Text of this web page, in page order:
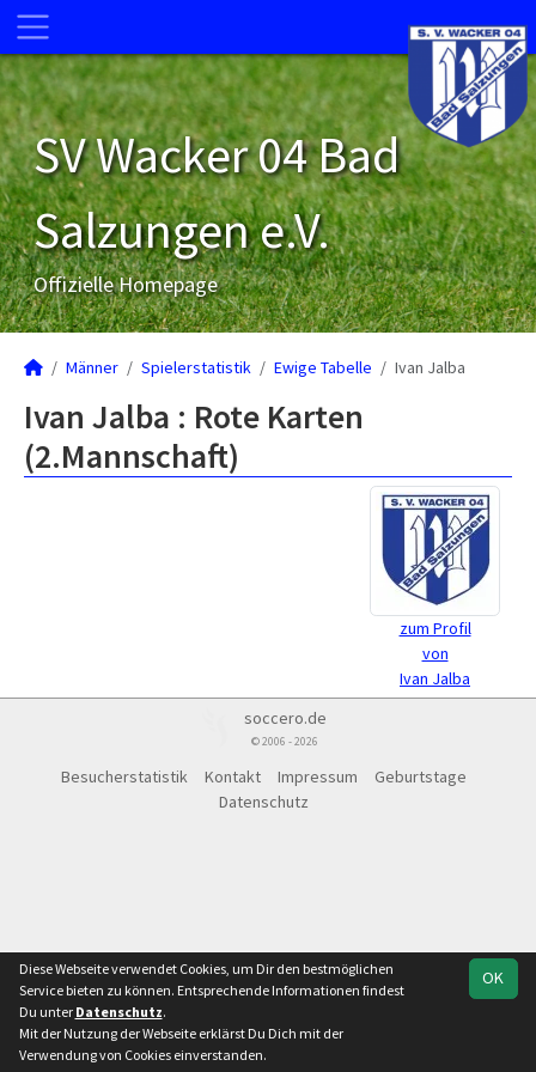
SV Wacker 04 Bad
Salzungen e.V.
Offizielle Homepage
Männer Spielerstatistik Ewige Tabelle Ivan Jalba
Ivan Jalba : Rote Karten
(2.Mannschaft)
zum Profil
von
Ivan Jalba
soccero.de
© 2006 - 2026
Besucherstatistik Kontakt Impressum
Geburtstage
Datenschutz
OK
Diese Webseite verwendet Cookies, um Dir den bestmöglichen
Service bieten zu können. Entsprechende Informationen findest
Du unter Datenschutz.
Mit der Nutzung der Webseite erklärst Du Dich mit der
Verwendung von Cookies einverstanden.